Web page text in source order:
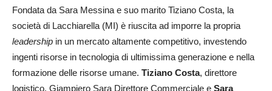
Fondata da Sara Messina e suo marito Tiziano Costa, la
società di Lacchiarella (MI) è riuscita ad imporre la propria
leadership in un mercato altamente competitivo, investendo
ingenti risorse in tecnologia di ultimissima generazione e nella
formazione delle risorse umane. Tiziano Costa, direttore
logistico, Giampiero Sara Direttore Commerciale e Sara